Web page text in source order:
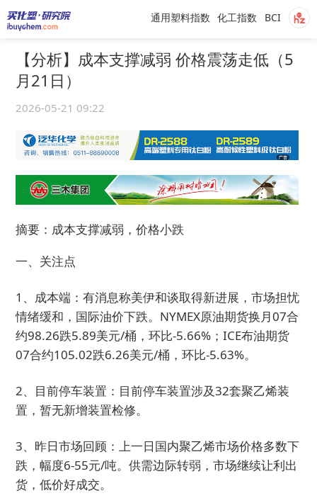
BCI
化工指数
通用塑料指数
【分析】成本支撑减弱 价格震荡走低（5
月21日）
2026-05-21 09:22
摘要：成本支撑减弱，价格小跌
一、关注点
1、成本端：有消息称美伊和谈取得新进展，市场担忧
情绪缓和，国际油价下跌。NYMEX原油期货换月07合
约98.26跌5.89美元/桶，环比-5.66%；ICE布油期货
07合约105.02跌6.26美元/桶，环比-5.63%。
2、目前停车装置：目前停车装置涉及32套聚乙烯装
置，暂无新增装置检修。
3、昨日市场回顾：上一日国内聚乙烯市场价格多数下
跌，幅度6-55元/吨。供需边际转弱，市场继续让利出
货，低价好成交。